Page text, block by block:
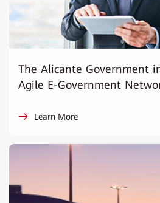
The Alicante Government
Agile E-Government
Learn More